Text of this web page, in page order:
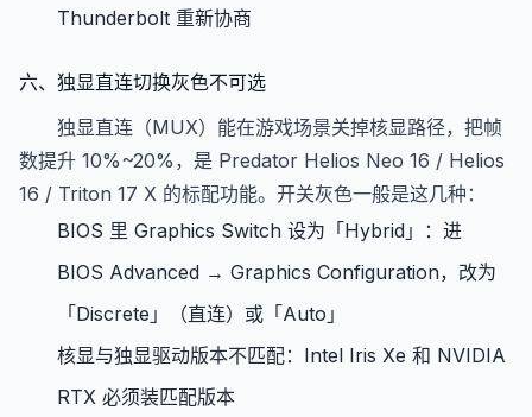
Thunderbolt 重新协商
六、独显直连切换灰色不可选
独显直连（MUX）能在游戏场景关掉核显路径，把帧
数提升 10%~20%，是 Predator Helios Neo 16 / Helios
16 / Triton 17 X 的标配功能。开关灰色一般是这几种：
BIOS 里 Graphics Switch 设为「Hybrid」：进
BIOS Advanced → Graphics Configuration，改为
「Discrete」（直连）或「Auto」
核显与独显驱动版本不匹配：Intel Iris Xe 和 NVIDIA
RTX 必须装匹配版本